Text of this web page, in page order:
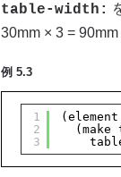
table-width:
30mm × 3 =
例 5.3
1
2
3
(make